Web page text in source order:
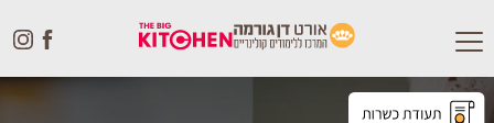
Toggle
navigation